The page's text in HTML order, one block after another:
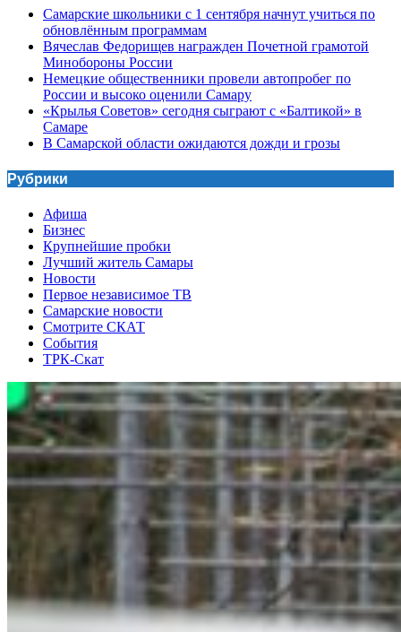
Самарские школьники с 1 сентября начнут учиться по
обновлённым программам
Вячеслав Федорищев награжден Почетной грамотой
Минобороны России
Немецкие общественники провели автопробег по
России и высоко оценили Самару
«Крылья Советов» сегодня сыграют с «Балтикой» в
Самаре
В Самарской области ожидаются дожди и грозы
Рубрики
Афиша
Бизнес
Крупнейшие пробки
Лучший житель Самары
Новости
Первое независимое ТВ
Самарские новости
Смотрите СКАТ
События
ТРК-Скат